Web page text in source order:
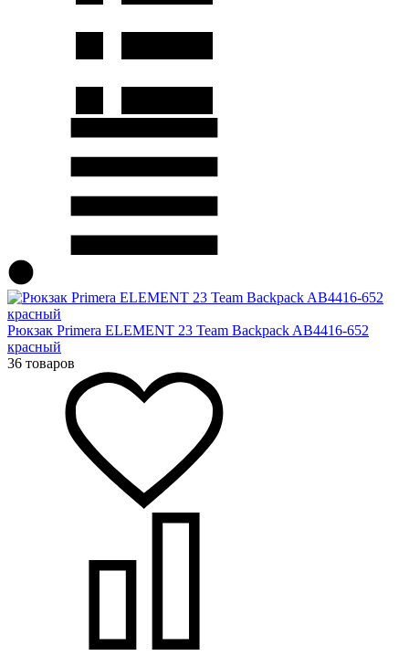
Рюкзак Primera ELEMENT 23 Team Backpack AB4416-652
красный
36 товаров